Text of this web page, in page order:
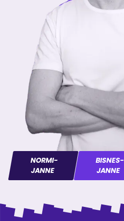
NORMI-
JANNE
BISNES-
JANNE